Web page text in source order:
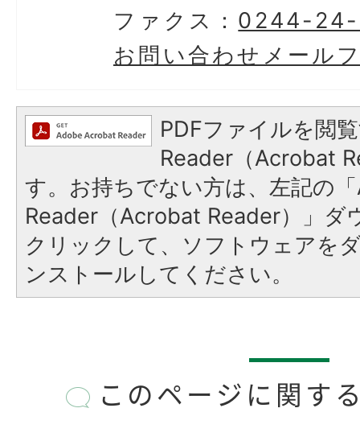
ファクス： 0244-
お問い合わせメール
PDFファイルを閲
Reader（Acrobat
す。お持ちでない方は、左記の
Reader（Acrobat Reader）」ダ
クリックして、ソフトウェアを
ンストールしてください。
このページに関す